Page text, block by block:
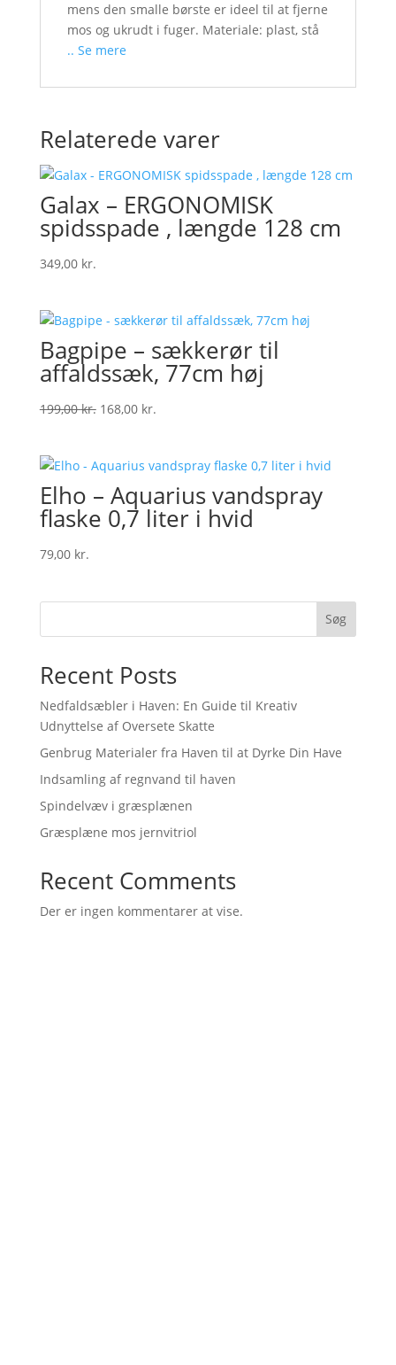
mens den smalle børste er ideel til at fjerne
mos og ukrudt i fuger. Materiale: plast, stå
.. Se mere
Relaterede varer
Galax – ERGONOMISK
spidsspade , længde 128 cm
349,00 kr.
Bagpipe – sækkerør til
affaldssæk, 77cm høj
199,00kr. Original
199,00 kr..
168,00 kr.Current
168,00 kr..
Elho – Aquarius vandspray
flaske 0,7 liter i hvid
79,00 kr.
Søg
Recent Posts
Nedfaldsæbler i Haven: En Guide til Kreativ
Udnyttelse af Oversete Skatte
Genbrug Materialer fra Haven til at Dyrke Din Have
Indsamling af regnvand til haven
Spindelvæv i græsplænen
Græsplæne mos jernvitriol
Recent Comments
Der er ingen kommentarer at vise.